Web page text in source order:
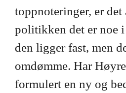
toppnoteringer, er
politikken det er noe
den ligger fast, men
omdømme. Har
formulert en ny og